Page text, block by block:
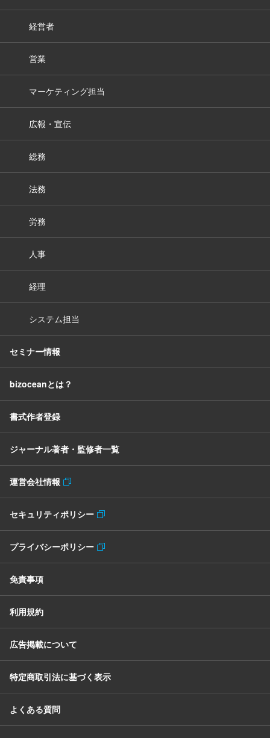
経営者
営業
マーケティング担当
広報・宣伝
総務
法務
労務
人事
経理
システム担当
セミナー情報
bizoceanとは？
書式作者登録
ジャーナル著者・監修者一覧
運営会社情報
セキュリティポリシー
プライバシーポリシー
免責事項
利用規約
広告掲載について
特定商取引法に基づく表示
よくある質問